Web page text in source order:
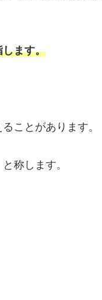
します。
ことがあります。
称します。